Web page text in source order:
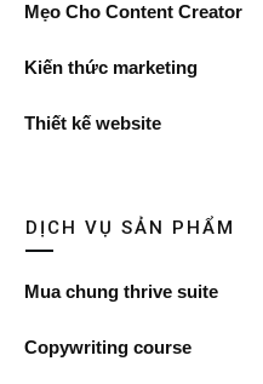
Mẹo Cho Content Creator
Kiến thức marketing
Thiết kế website
DỊCH VỤ SẢN PHẨM
Mua chung thrive suite
Copywriting course